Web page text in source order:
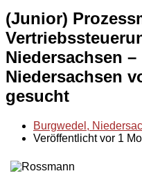
(Junior)
Niedersachsen –
Niedersachsen
gesucht
Burgwedel,
Veröffentlicht vor 1